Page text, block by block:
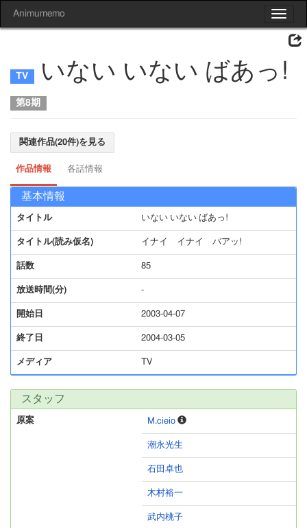
Toggle
Animumemo
いない いない ばあっ!
第8期
関連作品(20件)を見る
作品情報 各話情報
基本情報
タイトル いない いない ばあっ!
タイトル(読み仮名) イナイ イナイ バアッ!
話数 85
放送時間(分) -
開始日 2003-04-07
終了日 2004-03-05
メディア TV
スタッフ
原案 M.cieio
潮永光生
石田卓也
木村裕一
武内桃子